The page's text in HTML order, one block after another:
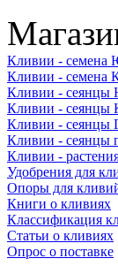
Кливии - семена
Кливии - семена
Кливии -
Кливии - сеянцы
Кливии - сеянцы
Кливии - сеянцы
Кливии -
Удобрения для
Опоры для
Книги о кливиях
Классификация
Статьи о кливиях
Опрос о поставке